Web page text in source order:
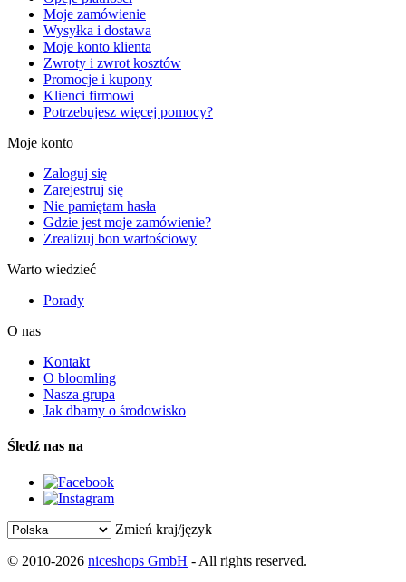
Moje zamówienie
Wysyłka i dostawa
Moje konto klienta
Zwroty i zwrot kosztów
Promocje i kupony
Klienci firmowi
Potrzebujesz więcej pomocy?
Moje konto
Zaloguj się
Zarejestruj się
Nie pamiętam hasła
Gdzie jest moje zamówienie?
Zrealizuj bon wartościowy
Warto wiedzieć
Porady
O nas
Kontakt
O bloomling
Nasza grupa
Jak dbamy o środowisko
Śledź nas na
Zmień kraj/język
© 2010-2026 niceshops GmbH - All rights reserved.